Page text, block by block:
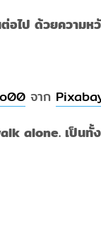
อไป ด้วยความห
จาก
alone. เป็นทั้